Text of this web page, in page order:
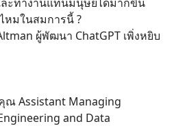
หมในสมการนี้ ?
ผู้พัฒนา ChatGPT เพิ่งหยิบ
Assistant Managing
and Data